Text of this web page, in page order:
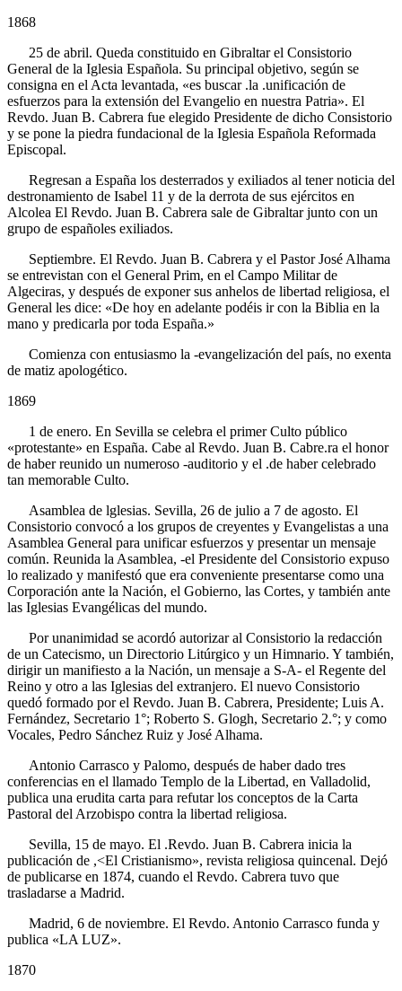
1868
25 de abril. Queda constituido en Gibraltar el Consistorio
General de la Iglesia Española. Su principal objetivo, según se
consigna en el Acta levantada, «es buscar .la .unificación de
esfuerzos para la extensión del Evangelio en nuestra Patria». El
Revdo. Juan B. Cabrera fue elegido Presidente de dicho Consistorio
y se pone la piedra fundacional de la Iglesia Española Reformada
Episcopal.
Regresan a España los desterrados y exiliados al tener noticia del
destronamiento de Isabel 11 y de la derrota de sus ejércitos en
Alcolea El Revdo. Juan B. Cabrera sale de Gibraltar junto con un
grupo de españoles exiliados.
Septiembre. El Revdo. Juan B. Cabrera y el Pastor José Alhama
se entrevistan con el General Prim, en el Campo Militar de
Algeciras, y después de exponer sus anhelos de libertad religiosa, el
General les dice: «De hoy en adelante podéis ir con la Biblia en la
mano y predicarla por toda España.»
Comienza con entusiasmo la -evangelización del país, no exenta
de matiz apologético.
1869
1 de enero. En Sevilla se celebra el primer Culto público
«protestante» en España. Cabe al Revdo. Juan B. Cabre.ra el honor
de haber reunido un numeroso -auditorio y el .de haber celebrado
tan memorable Culto.
Asamblea de lglesias. Sevilla, 26 de julio a 7 de agosto. El
Consistorio convocó a los grupos de creyentes y Evangelistas a una
Asamblea General para unificar esfuerzos y presentar un mensaje
común. Reunida la Asamblea, -el Presidente del Consistorio expuso
lo realizado y manifestó que era conveniente presentarse como una
Corporación ante la Nación, el Gobierno, las Cortes, y también ante
las Iglesias Evangélicas del mundo.
Por unanimidad se acordó autorizar al Consistorio la redacción
de un Catecismo, un Directorio Litúrgico y un Himnario. Y también,
dirigir un manifiesto a la Nación, un mensaje a S-A- el Regente del
Reino y otro a las Iglesias del extranjero. El nuevo Consistorio
quedó formado por el Revdo. Juan B. Cabrera, Presidente; Luis A.
Fernández, Secretario 1°; Roberto S. Glogh, Secretario 2.°; y como
Vocales, Pedro Sánchez Ruiz y José Alhama.
Antonio Carrasco y Palomo, después de haber dado tres
conferencias en el llamado Templo de la Libertad, en Valladolid,
publica una erudita carta para refutar los conceptos de la Carta
Pastoral del Arzobispo contra la libertad religiosa.
Sevilla, 15 de mayo. El .Revdo. Juan B. Cabrera inicia la
publicación de ,<El Cristianismo», revista religiosa quincenal. Dejó
de publicarse en 1874, cuando el Revdo. Cabrera tuvo que
trasladarse a Madrid.
Madrid, 6 de noviembre. El Revdo. Antonio Carrasco funda y
publica «LA LUZ».
1870